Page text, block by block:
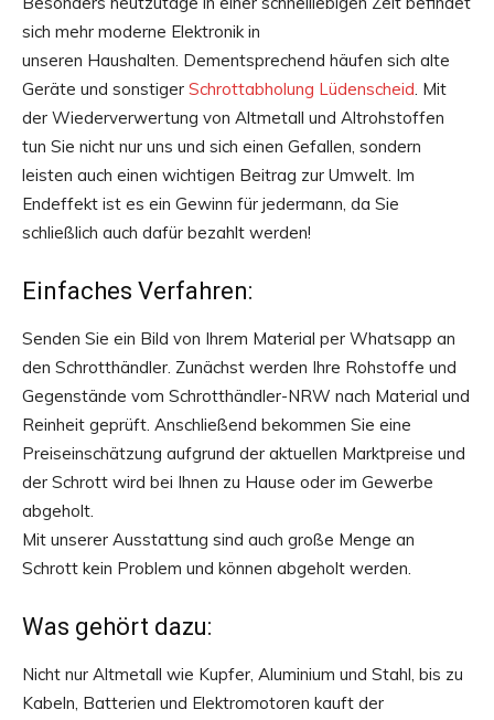
sich mehr moderne Elektronik in
unseren Haushalten. Dementsprechend häufen sich alte
Geräte und sonstiger Schrottabholung Lüdenscheid. Mit
der Wiederverwertung von Altmetall und Altrohstoffen
tun Sie nicht nur uns und sich einen Gefallen, sondern
leisten auch einen wichtigen Beitrag zur Umwelt. Im
Endeffekt ist es ein Gewinn für jedermann, da Sie
schließlich auch dafür bezahlt werden!
Einfaches Verfahren:
Senden Sie ein Bild von Ihrem Material per Whatsapp an
den Schrotthändler. Zunächst werden Ihre Rohstoffe und
Gegenstände vom Schrotthändler-NRW nach Material und
Reinheit geprüft. Anschließend bekommen Sie eine
Preiseinschätzung aufgrund der aktuellen Marktpreise und
der Schrott wird bei Ihnen zu Hause oder im Gewerbe
abgeholt.
Mit unserer Ausstattung sind auch große Menge an
Schrott kein Problem und können abgeholt werden.
Was gehört dazu:
Nicht nur Altmetall wie Kupfer, Aluminium und Stahl, bis zu
Kabeln, Batterien und Elektromotoren kauft der